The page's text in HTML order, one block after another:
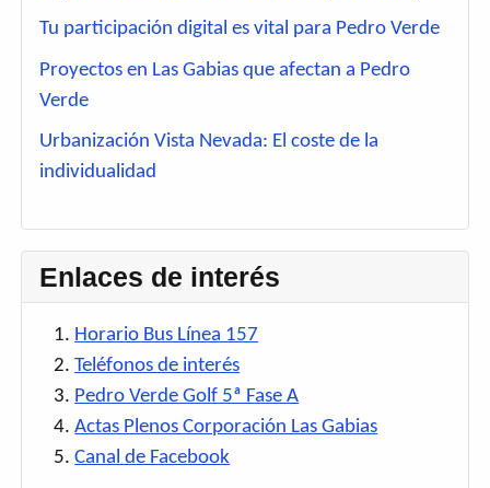
Tu participación digital es vital para Pedro Verde
Proyectos en Las Gabias que afectan a Pedro
Verde
Urbanización Vista Nevada: El coste de la
individualidad
Enlaces de interés
Horario Bus Línea 157
Teléfonos de interés
Pedro Verde Golf 5ª Fase A
Actas Plenos Corporación Las Gabias
Canal de Facebook